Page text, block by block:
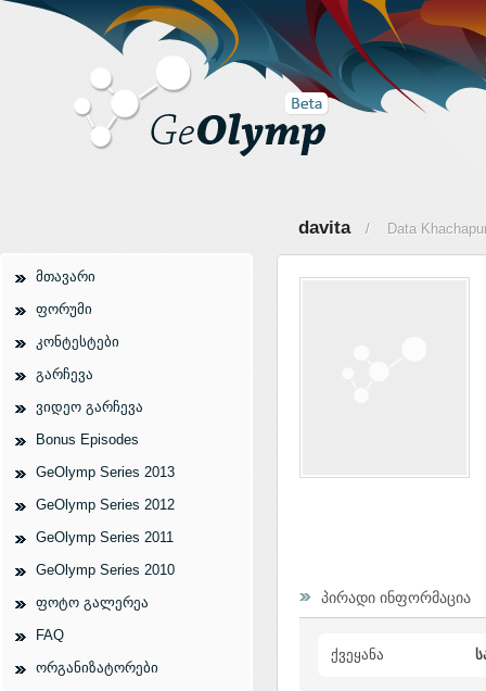
მთავარი
ფორუმი
კონტესტები
გარჩევა
ვიდეო გარჩევა
Bonus Episodes
GeOlymp Series 2013
GeOlymp Series 2012
GeOlymp Series 2011
GeOlymp Series 2010
ფოტო გალერეა
FAQ
ორგანიზატორები
davita / Data
პირადი ინფორმაცია
ქვეყანა